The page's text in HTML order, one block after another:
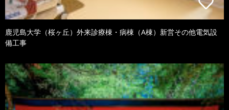
鹿児島大学（桜ヶ丘）外来診療棟・病棟（A棟）新営その他電気設
備工事